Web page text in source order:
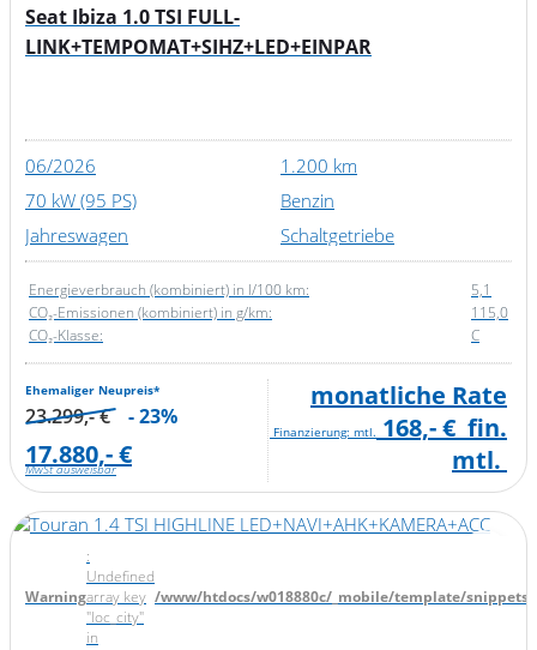
Seat Ibiza 1.0 TSI FULL-
LINK+TEMPOMAT+SIHZ+LED+EINPAR
06/2026
1.200 km
70 kW (95 PS)
Benzin
Jahreswagen
Schaltgetriebe
Energieverbrauch (kombiniert) in l/100 km:
5,1
CO₂-Emissionen (kombiniert) in g/km:
115,0
CO₂-Klasse:
C
Ehemaliger Neupreis*
23.299,- € - 23%
17.880,- €
MwSt ausweisbar
monatliche Rate
Finanzierung: mtl. 168,- € fin.
mtl.
Warning
:
Undefined
array key
"loc_city"
in
/www/htdocs/w018880c/_mobile/template/